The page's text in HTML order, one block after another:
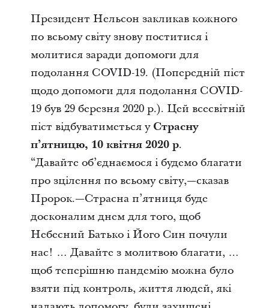
Президент Нельсон закликав кожного
по всьому світу знову поститися і
молитися заради допомоги для
подолання COVID-19. (Попередній піст
щодо допомоги для подолання COVID-
19був 29 березня 2020 р.). Цей всесвітній
піст відбуватиметься у Страсну
п’ятницю, 10 квітня2020р.
“Давайте об’єднаємося і будемо благати
про зцілення по всьому світу,—сказав
Пророк.—Страсна п’ятниця буде
досконалим днем для того, щоб
Небесний Батько і Його Син почули
нас! … Давайте з молитвою благати, …
щоб теперішню пандемію можна було
взяти під контроль, життя людей, які